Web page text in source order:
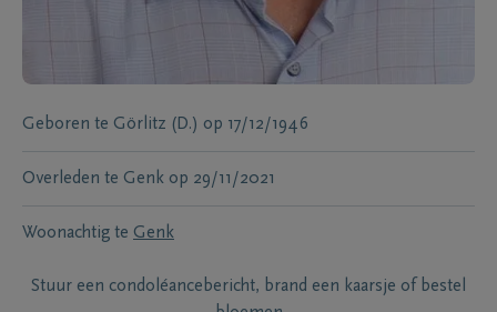
Geboren te Görlitz (D.) op 17/12/1946
Overleden te Genk op 29/11/2021
Woonachtig te Genk
Stuur een condoléancebericht, brand een kaarsje of bestel